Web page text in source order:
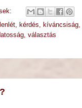
, kérdés kíváncsiság,
, választás